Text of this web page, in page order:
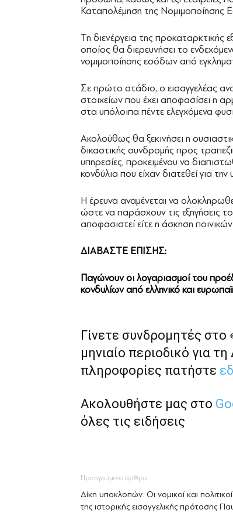
Καταπολέμηση της Νομιμοποίησης
Τη διενέργεια της προκαταρκτικής
οποίος θα διερευνήσει το
νομιμοποίησης εσόδων από
Σε πρώτο στάδιο, ο εισαγγελέας
στοιχείων που έχει αποφασίσει η
στα υπόλοιπα πέντε ελεγχόμενα
Ακολούθως θα ξεκινήσει η
δικαστικής συνδρομής προς
υπηρεσίες, προκειμένου να
κονδύλια που είχαν διατεθεί για
Η έρευνα αναμένεται να
ώστε να παράσχουν τις εξηγήσεις
αποφασιστεί είτε η άσκηση
ΔΙΑΒΑΣΤΕ ΕΠΙΣΗΣ:
Παγώνουν οι λογαριασμοί του
κονδυλίων από ελληνικό και
Γίνετε συνδρομητές
μηνιαίο περιοδικό για
πληροφορίες πατήστε
Ακολουθήστε μας στο
όλες τις ειδήσεις
Προηγούμενο άρθρο
Δίκη υποκλοπών: Οι νομικοί και
της ιστορικής εισαγγελικής πρότασης